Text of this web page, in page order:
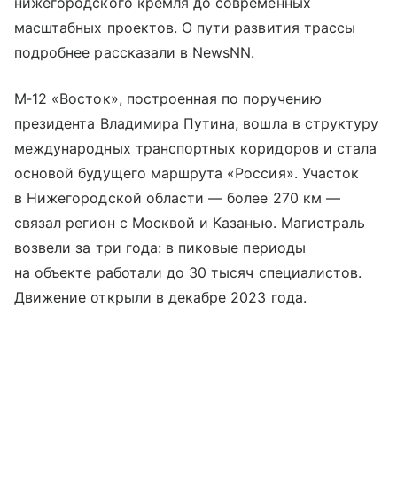
масштабных проектов. О пути развития трассы
подробнее рассказали в NewsNN.
М‑12 «Восток», построенная по поручению
президента Владимира Путина, вошла в структуру
международных транспортных коридоров и стала
основой будущего маршрута «Россия». Участок
в Нижегородской области — более 270 км —
связал регион с Москвой и Казанью. Магистраль
возвели за три года: в пиковые периоды
на объекте работали до 30 тысяч специалистов.
Движение открыли в декабре 2023 года.